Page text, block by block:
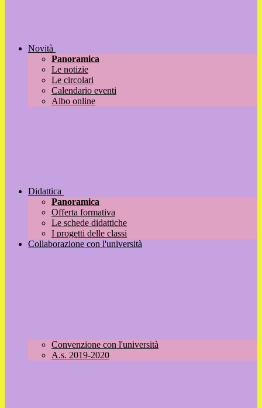
Novità
Panoramica
Le notizie
Le circolari
Calendario eventi
Albo online
Didattica
Panoramica
Offerta formativa
Le schede didattiche
I progetti delle classi
Collaborazione con l'università
Convenzione con l'università
A.s. 2019-2020